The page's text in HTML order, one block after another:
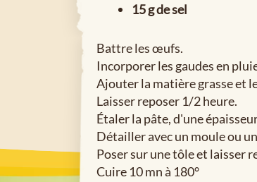
15 g de sel
Battre les œufs.
Incorporer les gaudes en
Ajouter la matière grasse et
Laisser reposer 1/2 heure.
Étaler la pâte, d'une
Détailler avec un moule ou
Poser sur une tôle et laisser
Cuire 10 mn à 180°